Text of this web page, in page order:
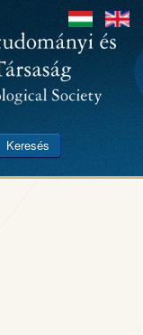
Keresés